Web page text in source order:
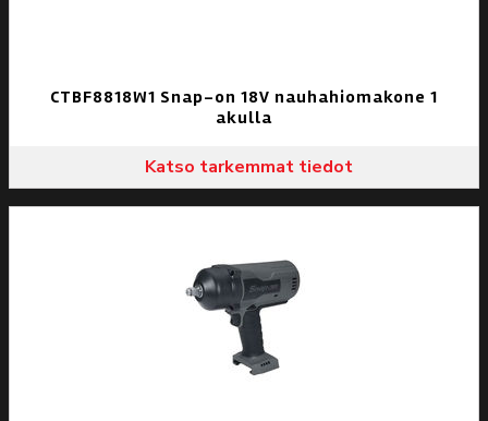
CTBF8818W1 Snap-on 18V nauhahiomakone 1
akulla
Katso tarkemmat tiedot